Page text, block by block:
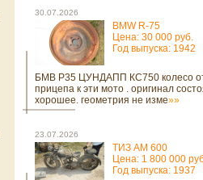
30.07.2026
BMW R-75
Цена: 30 000 руб.
Год выпуска: 1942
БМВ Р35 ЦУНДАПП КС750 колесо
прицепа к эти мото . оригинал
хорошее. геометрия не изме»»
23.07.2026
ТИЗ АМ 600
Цена: 1 800 000
Год выпуска: 1937